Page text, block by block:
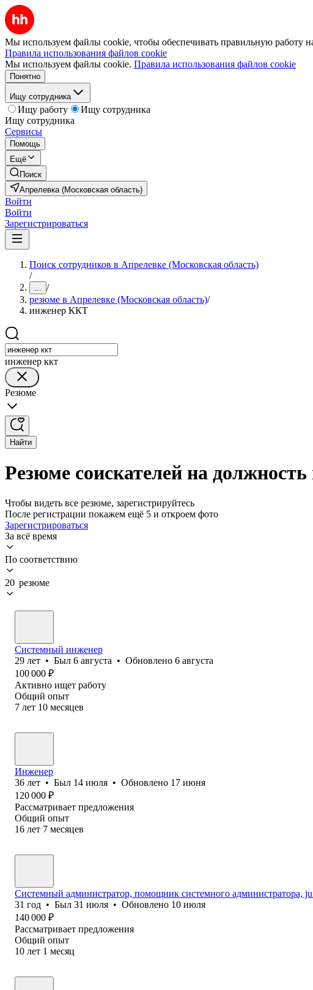
Мы используем файлы cookie, чтобы обеспечивать правильную работу
Правила использования файлов cookie
Мы используем файлы cookie. Правила использования файлов cookie
Понятно
Ищу сотрудника
Ищу работу
Ищу сотрудника
Ищу сотрудника
Сервисы
Помощь
Ещё
Поиск
Апрелевка (Московская область)
Войти
Войти
Зарегистрироваться
Поиск сотрудников в Апрелевке (Московская область)
/
... /
резюме в Апрелевке (Московская область)/
инженер ККТ
инженер ккт
Резюме
Найти
Резюме соискателей на
Чтобы видеть все резюме, зарегистрируйтесь
После регистрации покажем ещё 5 и откроем фото
Зарегистрироваться
За всё время
По соответствию
20 резюме
Системный инженер
29 лет • Был 6 августа • Обновлено 6 августа
100 000 ₽
Активно ищет работу
Общий опыт
7 лет 10 месяцев
Инженер
36 лет • Был 14 июля • Обновлено 17 июня
120 000 ₽
Рассматривает предложения
Общий опыт
16 лет 7 месяцев
Системный администратор, помощник системного администратора,
31 год • Был 31 июля • Обновлено 10 июля
140 000 ₽
Рассматривает предложения
Общий опыт
10 лет 1 месяц